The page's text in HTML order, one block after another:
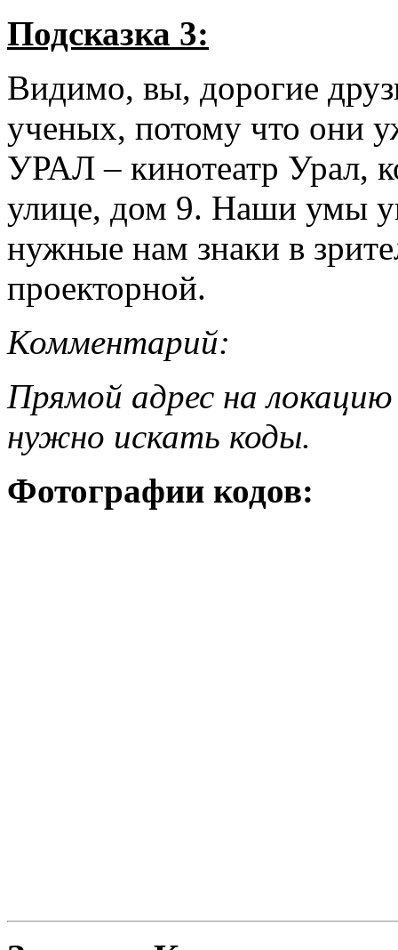
Подсказка 3:
Видимо, вы, дорогие
ученых, потому что они
УРАЛ – кинотеатр Урал,
улице, дом 9. Наши умы
нужные нам знаки в
проекторной.
Комментарий:
Прямой адрес на
нужно искать коды.
Фотографии кодов: